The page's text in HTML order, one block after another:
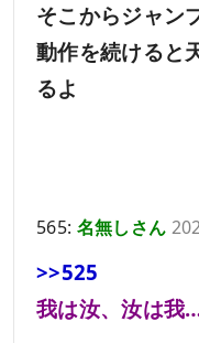
そこからジャン
動作を続けると
るよ
565: 名無しさん
>>525
我は汝、汝は我